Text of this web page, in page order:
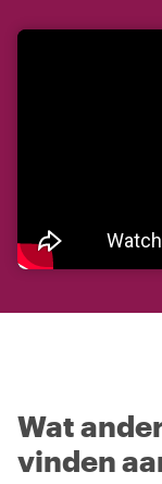
Wat
vinden